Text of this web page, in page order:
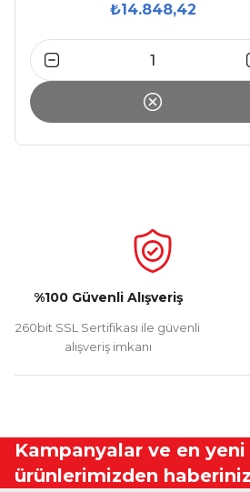
₺14.848,42
%100 Güvenli Alışveriş
260bit SSL Sertifikası ile güvenli
alışveriş imkanı
Kampanyalar ve en yeni
ürünlerimizden